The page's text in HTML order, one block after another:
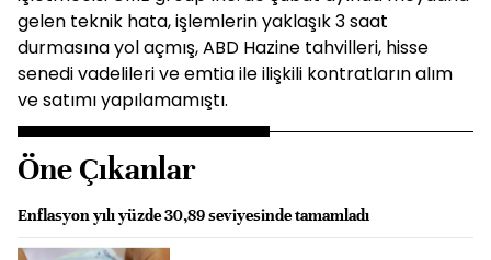
gelen teknik hata, işlemlerin yaklaşık 3 saat
durmasına yol açmış, ABD Hazine tahvilleri, hisse
senedi vadelileri ve emtia ile ilişkili kontratların alım
ve satımı yapılamamıştı.
Öne Çıkanlar
Enflasyon yılı yüzde 30,89 seviyesinde tamamladı